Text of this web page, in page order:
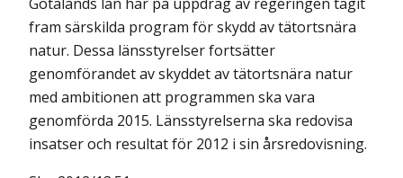
fram särskilda program för skydd av tätortsnära
natur. Dessa länsstyrelser fortsätter
genomförandet av skyddet av tätortsnära natur
med ambitionen att programmen ska vara
genomförda 2015. Länsstyrelserna ska redovisa
insatser och resultat för 2012 i sin årsredovisning.